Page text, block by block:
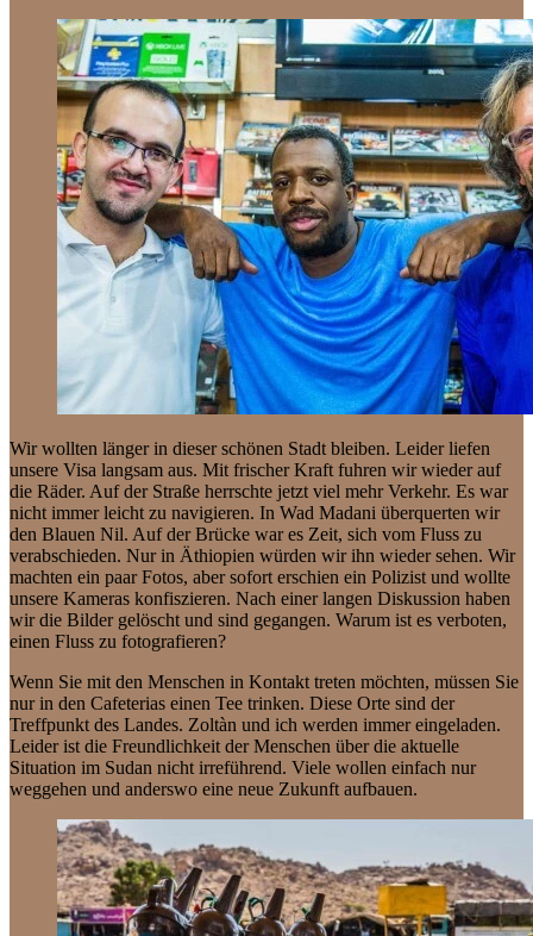
Wir wollten länger in dieser schönen Stadt bleiben. Leider liefen
unsere Visa langsam aus. Mit frischer Kraft fuhren wir wieder auf
die Räder. Auf der Straße herrschte jetzt viel mehr Verkehr. Es war
nicht immer leicht zu navigieren. In Wad Madani überquerten wir
den Blauen Nil. Auf der Brücke war es Zeit, sich vom Fluss zu
verabschieden. Nur in Äthiopien würden wir ihn wieder sehen. Wir
machten ein paar Fotos, aber sofort erschien ein Polizist und wollte
unsere Kameras konfiszieren. Nach einer langen Diskussion haben
wir die Bilder gelöscht und sind gegangen. Warum ist es verboten,
einen Fluss zu fotografieren?
Wenn Sie mit den Menschen in Kontakt treten möchten, müssen Sie
nur in den Cafeterias einen Tee trinken. Diese Orte sind der
Treffpunkt des Landes. Zoltàn und ich werden immer eingeladen.
Leider ist die Freundlichkeit der Menschen über die aktuelle
Situation im Sudan nicht irreführend. Viele wollen einfach nur
weggehen und anderswo eine neue Zukunft aufbauen.